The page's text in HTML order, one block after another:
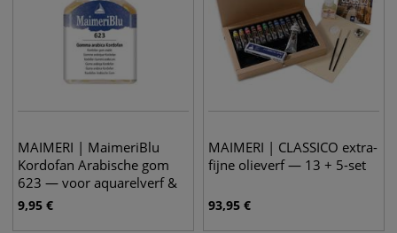
MAIMERI | MaimeriBlu
Kordofan Arabische gom
623 — voor aquarelverf &
gouache
9,95 €
MAIMERI | CLASSICO extra-
fijne olieverf — 13 + 5-set
93,95 €